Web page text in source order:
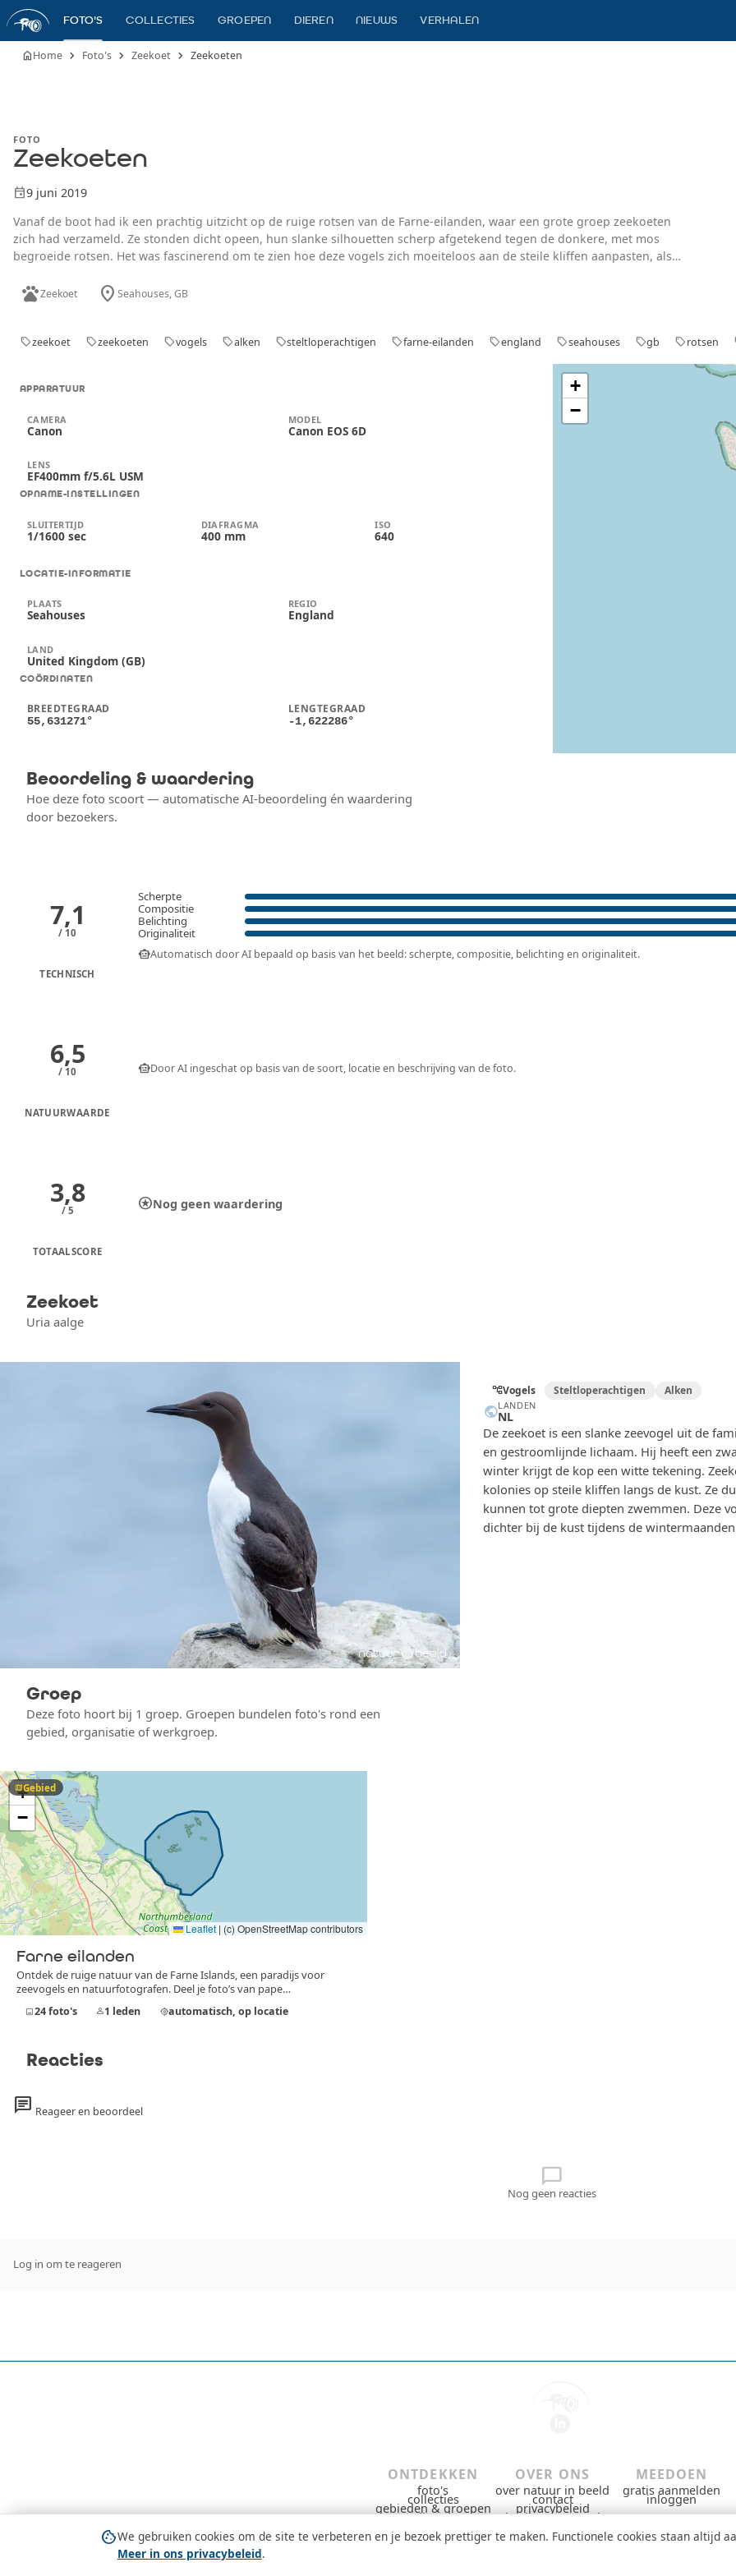
cookieWe gebruiken cookies om de site te verbeteren en je bezoek prettiger te maken. Functionele cookies staan altijd
Meer in ons privacybeleid.
FOTO'S COLLECTIES GROEPEN DIEREN NIEUWS VERHALEN
homeHome chevron_right Foto's chevron_right Zeekoet chevron_right Zeekoeten
FOTO
Zeekoeten
event9 juni 2019
Vanaf de boot had ik een prachtig uitzicht op de ruige rotsen van de Farne-eilanden, waar een grote groep zeekoeten
zich had verzameld. Ze stonden dicht opeen, hun slanke silhouetten scherp afgetekend tegen de donkere, met mos
begroeide rotsen. Het was fascinerend om te zien hoe deze vogels zich moeiteloos aan de steile kliffen aanpasten, alsof
vogels en het geluid van de golven die tegen de rotsen sloegen. Een indrukwekkend schouwspel van natuur in al zijn
petsZeekoet location_on Seahouses, GB
sellzeekoet sellzeekoeten sellvogels sellalken sellsteltloperachtigen sellfarne-eilanden sellengland sellseahouses sellgb sellrotsen
APPARATUUR
CAMERA
Canon
MODEL
Canon EOS 6D
LENS
EF400mm f/5.6L USM
OPNAME-INSTELLINGEN
SLUITERTIJD
1/1600 sec
DIAFRAGMA
400 mm
ISO
640
LOCATIE-INFORMATIE
PLAATS
Seahouses
REGIO
England
LAND
United Kingdom (GB)
COÖRDINATEN
BREEDTEGRAAD
55,631271°
LENGTEGRAAD
-1,622286°
+
−
Beoordeling & waardering
Hoe deze foto scoort — automatische AI-beoordeling én waardering
door bezoekers.
7,1
/ 10
TECHNISCH
Scherpte
Compositie
Belichting
Originaliteit
smart_toyAutomatisch door AI bepaald op basis van het beeld: scherpte, compositie, belichting en originaliteit.
6,5
/ 10
NATUURWAARDE
smart_toyDoor AI ingeschat op basis van de soort, locatie en beschrijving van de foto.
3,8
/ 5
TOTAALSCORE
starsNog geen waardering
Zeekoet
Uria aalge
account_treeVogels Steltloperachtigen Alken
publicLANDEN
NL
De zeekoet is een slanke zeevogel uit de
en gestroomlijnde lichaam. Hij heeft een
winter krijgt de kop een witte tekening.
kolonies op steile kliffen langs de kust. Ze
kunnen tot grote diepten zwemmen. Deze
dichter bij de kust tijdens de
Groep
Deze foto hoort bij 1 groep. Groepen bundelen foto's rond een
gebied, organisatie of werkgroep.
+
−
Leaflet | (c) OpenStreetMap contributors
mapGebied
Farne eilanden
Ontdek de ruige natuur van de Farne Islands, een paradijs voor
zeevogels en natuurfotografen. Deel je foto’s van pape…
image24foto's person1 leden my_locationautomatisch, op locatie
Reacties
chat Reageer en beoordeel
chat_bubble_outline
Nog geen reacties
Log in om te reageren
ONTDEKKEN
foto's
collecties
gebieden & groepen
dieren
OVER ONS
over natuur in beeld
contact
privacybeleid
gebruiksvoorwaarden
MEEDOEN
gratis aanmelden
inloggen
© Alle foto's op deze website zijn eigendom van de respectievelijke fotografen. Gebruik zonder